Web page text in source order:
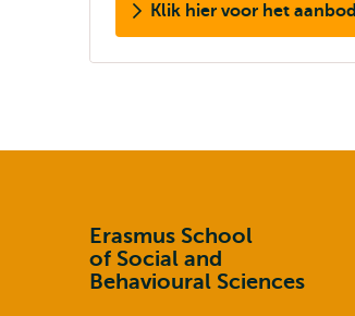
Klik hier voor het aanbod
Erasmus School
of Social and
Behavioural Sciences